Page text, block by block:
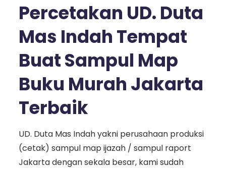
Percetakan UD. Duta
Mas Indah Tempat
Buat Sampul Map
Buku Murah Jakarta
Terbaik
UD. Duta Mas Indah yakni perusahaan produksi
(cetak) sampul map ijazah / sampul raport
Jakarta dengan sekala besar, kami sudah